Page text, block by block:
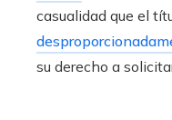
casualidad que el
su derecho a